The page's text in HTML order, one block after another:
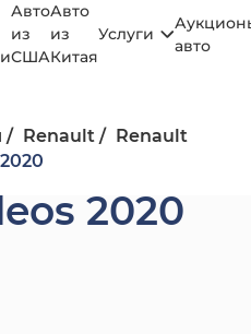
Авто
из
США
Авто
из
Китая
Услуги
авто
Renault
Renault
2020